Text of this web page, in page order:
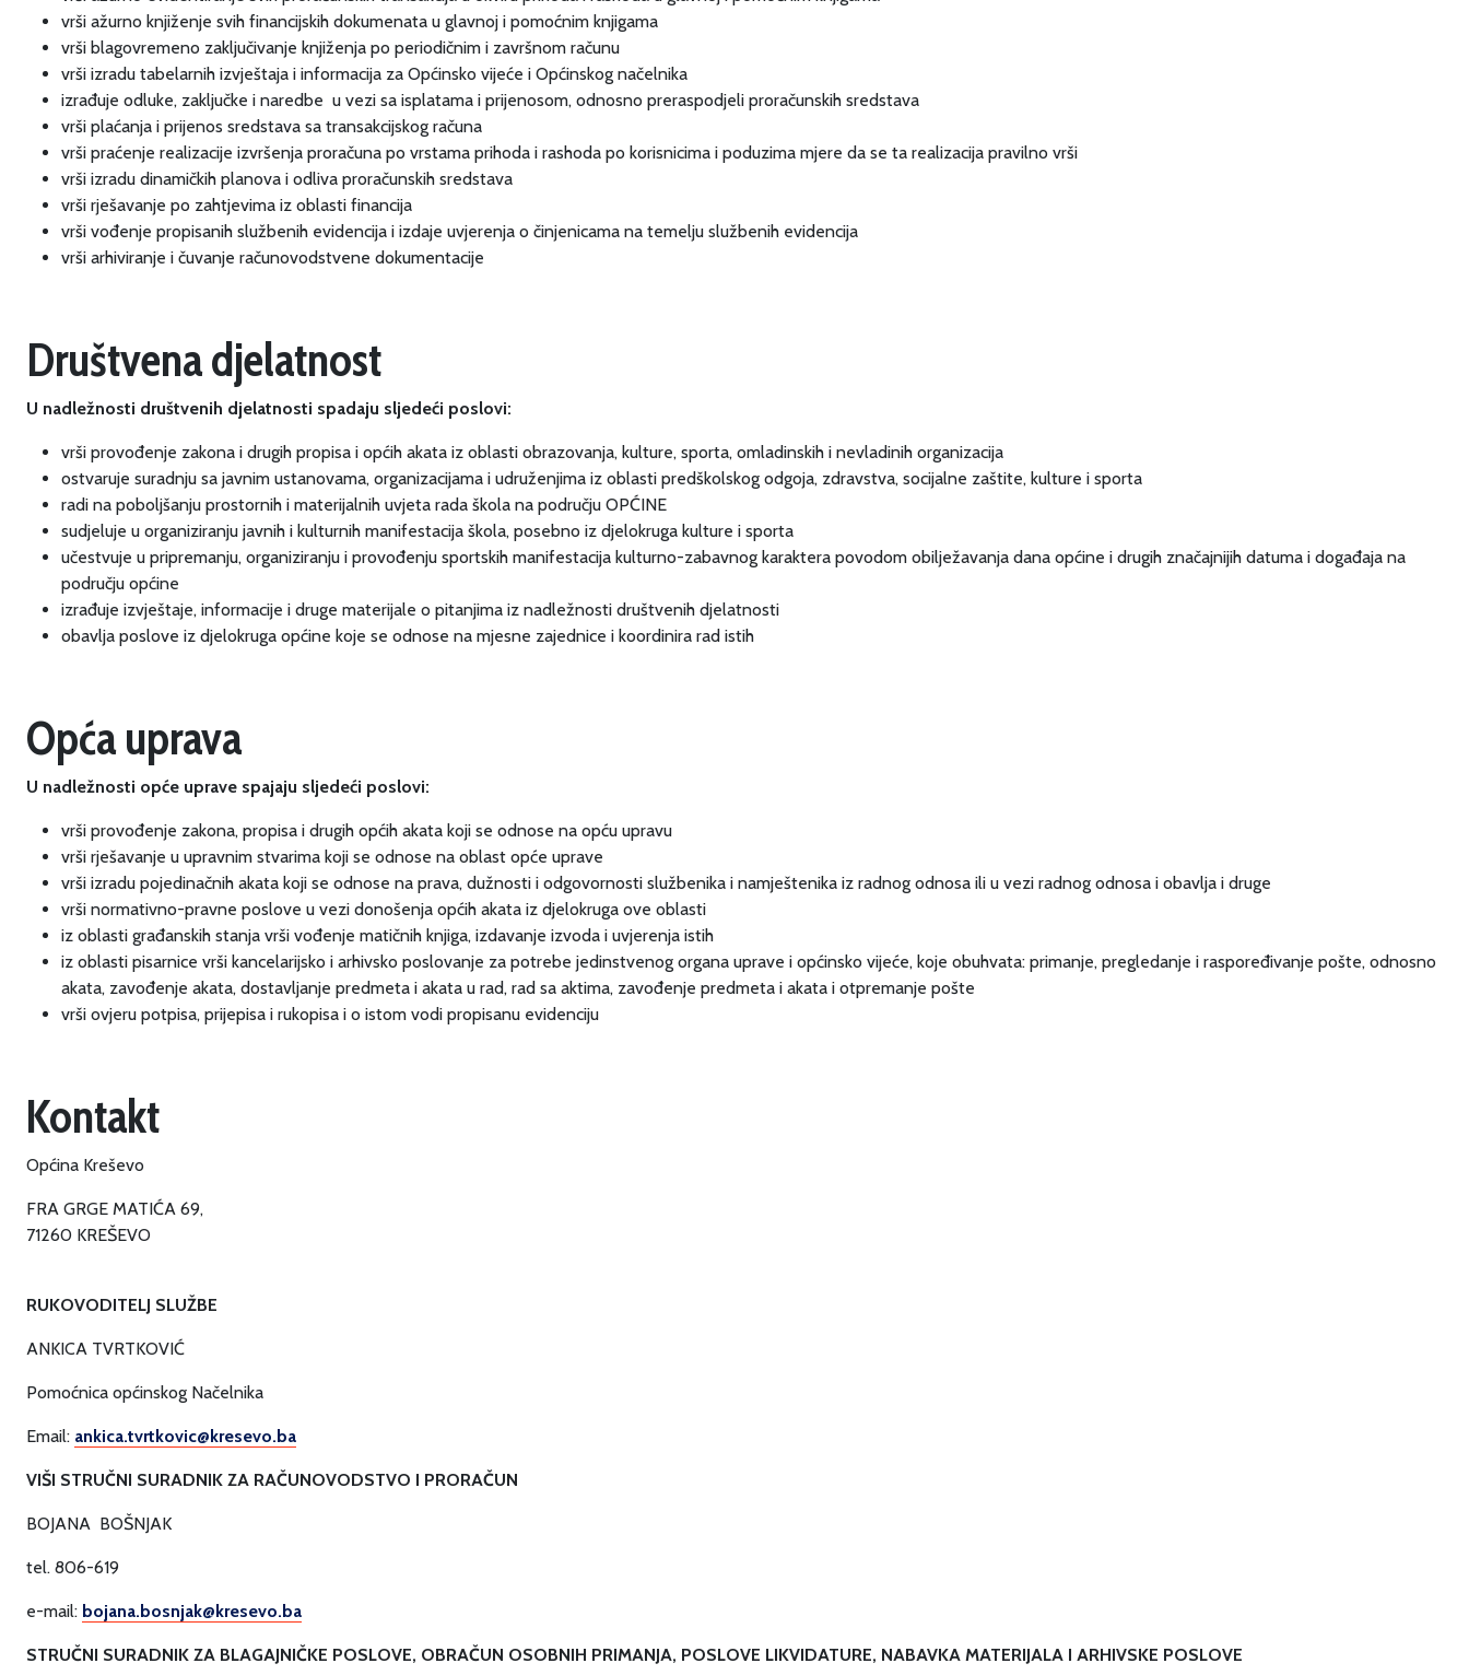
vrši ažurno knjiženje svih financijskih dokumenata u glavnoj i pomoćnim knjigama
vrši blagovremeno zaključivanje knjiženja po periodičnim i završnom računu
vrši izradu tabelarnih izvještaja i informacija za Općinsko vijeće i Općinskog načelnika
izrađuje odluke, zaključke i naredbe u vezi sa isplatama i prijenosom, odnosno preraspodjeli proračunskih sredstava
vrši plaćanja i prijenos sredstava sa transakcijskog računa
vrši praćenje realizacije izvršenja proračuna po vrstama prihoda i rashoda po korisnicima i poduzima mjere da se ta realizacija pravilno vrši
vrši izradu dinamičkih planova i odliva proračunskih sredstava
vrši rješavanje po zahtjevima iz oblasti financija
vrši vođenje propisanih službenih evidencija i izdaje uvjerenja o činjenicama na temelju službenih evidencija
vrši arhiviranje i čuvanje računovodstvene dokumentacije
Društvena djelatnost
U nadležnosti društvenih djelatnosti spadaju sljedeći poslovi:
vrši provođenje zakona i drugih propisa i općih akata iz oblasti obrazovanja, kulture, sporta, omladinskih i nevladinih organizacija
ostvaruje suradnju sa javnim ustanovama, organizacijama i udruženjima iz oblasti predškolskog odgoja, zdravstva, socijalne zaštite, kulture i sporta
radi na poboljšanju prostornih i materijalnih uvjeta rada škola na području OPĆINE
sudjeluje u organiziranju javnih i kulturnih manifestacija škola, posebno iz djelokruga kulture i sporta
učestvuje u pripremanju, organiziranju i provođenju sportskih manifestacija kulturno-zabavnog karaktera povodom obilježavanja dana općine i drugih značajnijih datuma i događaja na
području općine
izrađuje izvještaje, informacije i druge materijale o pitanjima iz nadležnosti društvenih djelatnosti
obavlja poslove iz djelokruga općine koje se odnose na mjesne zajednice i koordinira rad istih
Opća uprava
U nadležnosti opće uprave spajaju sljedeći poslovi:
vrši provođenje zakona, propisa i drugih općih akata koji se odnose na opću upravu
vrši rješavanje u upravnim stvarima koji se odnose na oblast opće uprave
vrši izradu pojedinačnih akata koji se odnose na prava, dužnosti i odgovornosti službenika i namještenika iz radnog odnosa ili u vezi radnog odnosa i obavlja i druge
vrši normativno-pravne poslove u vezi donošenja općih akata iz djelokruga ove oblasti
iz oblasti građanskih stanja vrši vođenje matičnih knjiga, izdavanje izvoda i uvjerenja istih
iz oblasti pisarnice vrši kancelarijsko i arhivsko poslovanje za potrebe jedinstvenog organa uprave i općinsko vijeće, koje obuhvata: primanje, pregledanje i raspoređivanje pošte, odnosno
akata, zavođenje akata, dostavljanje predmeta i akata u rad, rad sa aktima, zavođenje predmeta i akata i otpremanje pošte
vrši ovjeru potpisa, prijepisa i rukopisa i o istom vodi propisanu evidenciju
Kontakt
Općina Kreševo
FRA GRGE MATIĆA 69,
71260 KREŠEVO
RUKOVODITELJ SLUŽBE
ANKICA TVRTKOVIĆ
Pomoćnica općinskog Načelnika
Email: ankica.tvrtkovic@kresevo.ba
VIŠI STRUČNI SURADNIK ZA RAČUNOVODSTVO I PRORAČUN
BOJANA BOŠNJAK
tel. 806-619
e-mail: bojana.bosnjak@kresevo.ba
STRUČNI SURADNIK ZA BLAGAJNIČKE POSLOVE, OBRAČUN OSOBNIH PRIMANJA, POSLOVE LIKVIDATURE, NABAVKA MATERIJALA I ARHIVSKE POSLOVE